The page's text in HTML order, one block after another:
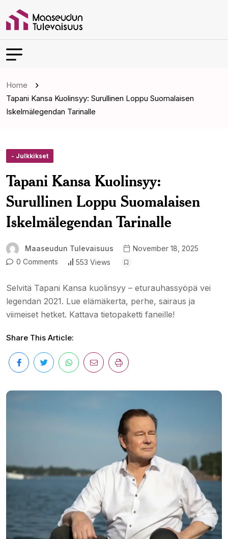
Home
Tapani Kansa Kuolinsyy: Surullinen Loppu Suomalaisen
Iskelmälegendan Tarinalle
- Julkkikset
Tapani Kansa Kuolinsyy:
Surullinen Loppu Suomalaisen
Iskelmälegendan Tarinalle
Maaseudun Tulevaisuus
November 18, 2025
0 Comments
553 Views
Selvitä Tapani Kansa kuolinsyy – eturauhassyöpä vei
legendan 2021. Lue elämäkerta, perhe, sairaus ja
viimeiset hetket. Kattava tietopaketti faneille!
Share This Article: